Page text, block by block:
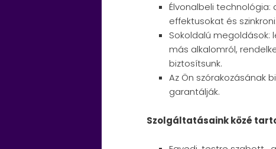
Élvonalbeli
effektusokat és
Sokoldalú megoldások:
más alkalomról,
biztosítsunk.
Az Ön szórakozásának
garantálják.
Szolgáltatásaink közé